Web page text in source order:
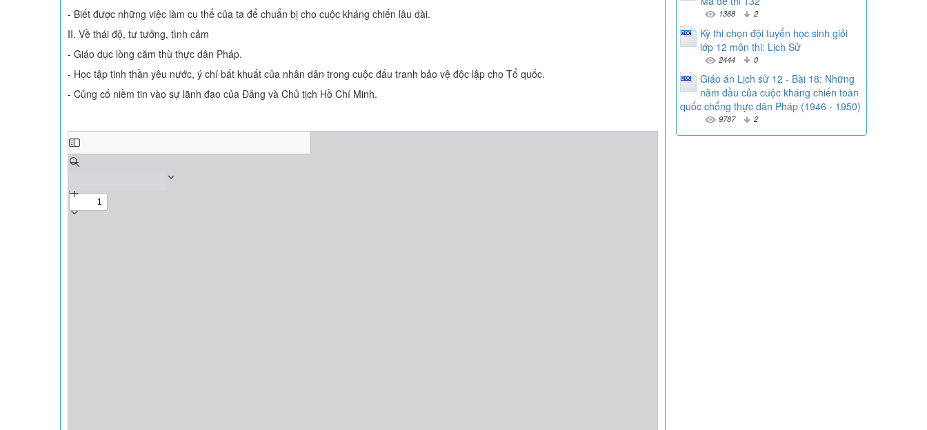
- Biết được những việc làm cụ thể của ta để chuẩn bị cho cuộc kháng chiến lâu dài.
II. Về thái độ, tư tưởng, tình cảm
- Giáo dục lòng căm thù thực dân Pháp.
- Học tập tinh thần yêu nước, ý chí bất khuất của nhân dân trong cuộc đấu tranh bảo vệ độc lập cho Tổ quốc.
- Củng cố niềm tin vào sự lãnh đạo của Đảng và Chủ tịch Hồ Chí Minh.
1368 2
Kỳ thi chọn đội tuyển học sinh giỏi
lớp 12 môn thi: Lịch Sử
2444 0
Giáo án Lịch sử 12 - Bài 18: Những
năm đầu của cuộc kháng chiến toàn
quốc chống thực dân Pháp (1946 - 1950)
9787 2